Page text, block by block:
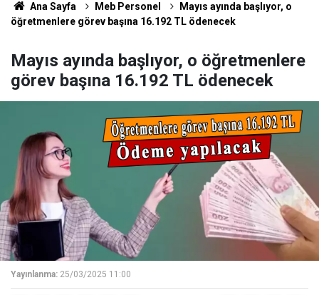
Ana Sayfa Meb Personel
Mayıs ayında başlıyor, o
öğretmenlere görev başına 16.192 TL ödenecek
Mayıs ayında başlıyor, o öğretmenlere
görev başına 16.192 TL ödenecek
Yayınlanma: 25/03/2025 11:00